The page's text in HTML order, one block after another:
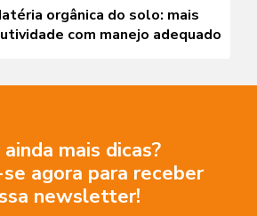
orgânica do solo: mais
com manejo adequado
mais dicas?
agora para receber
newsletter!